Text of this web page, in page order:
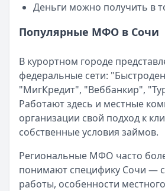
Деньги можно получить в
Популярные МФО в Сочи
В курортном городе
федеральные сети:
"МигКредит", "Веббанкир",
Работают здесь и местные
организации свой подход к
собственные условия займов.
Региональные МФО часто
понимают специфику Сочи —
работы, особенности